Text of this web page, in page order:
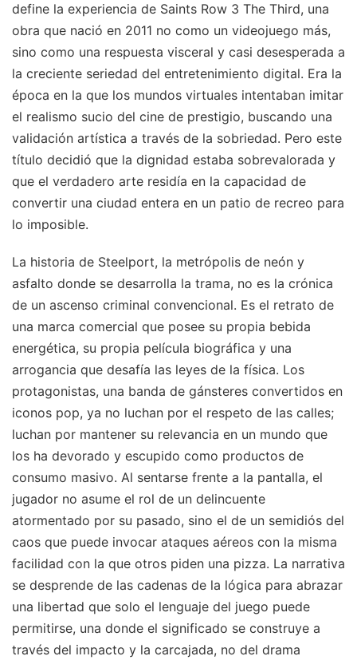
define la experiencia de Saints Row 3 The Third, una
obra que nació en 2011 no como un videojuego más,
sino como una respuesta visceral y casi desesperada a
la creciente seriedad del entretenimiento digital. Era la
época en la que los mundos virtuales intentaban imitar
el realismo sucio del cine de prestigio, buscando una
validación artística a través de la sobriedad. Pero este
título decidió que la dignidad estaba sobrevalorada y
que el verdadero arte residía en la capacidad de
convertir una ciudad entera en un patio de recreo para
lo imposible.
La historia de Steelport, la metrópolis de neón y
asfalto donde se desarrolla la trama, no es la crónica
de un ascenso criminal convencional. Es el retrato de
una marca comercial que posee su propia bebida
energética, su propia película biográfica y una
arrogancia que desafía las leyes de la física. Los
protagonistas, una banda de gánsteres convertidos en
iconos pop, ya no luchan por el respeto de las calles;
luchan por mantener su relevancia en un mundo que
los ha devorado y escupido como productos de
consumo masivo. Al sentarse frente a la pantalla, el
jugador no asume el rol de un delincuente
atormentado por su pasado, sino el de un semidiós del
caos que puede invocar ataques aéreos con la misma
facilidad con la que otros piden una pizza. La narrativa
se desprende de las cadenas de la lógica para abrazar
una libertad que solo el lenguaje del juego puede
permitirse, una donde el significado se construye a
través del impacto y la carcajada, no del drama